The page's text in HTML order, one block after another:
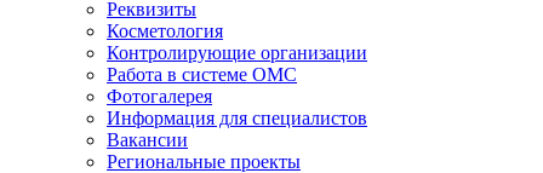
Реквизиты
Косметология
Контролирующие организации
Работа в системе ОМС
Фотогалерея
Информация для специалистов
Вакансии
Региональные проекты